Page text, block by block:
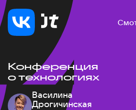
Конференция
о технологиях
Василина
Дрогичинская